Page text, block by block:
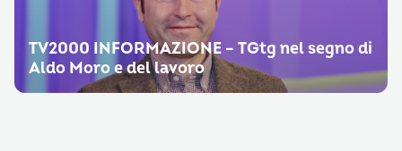
TV2000 INFORMAZIONE – TGtg nel segno di
Aldo Moro e del lavoro